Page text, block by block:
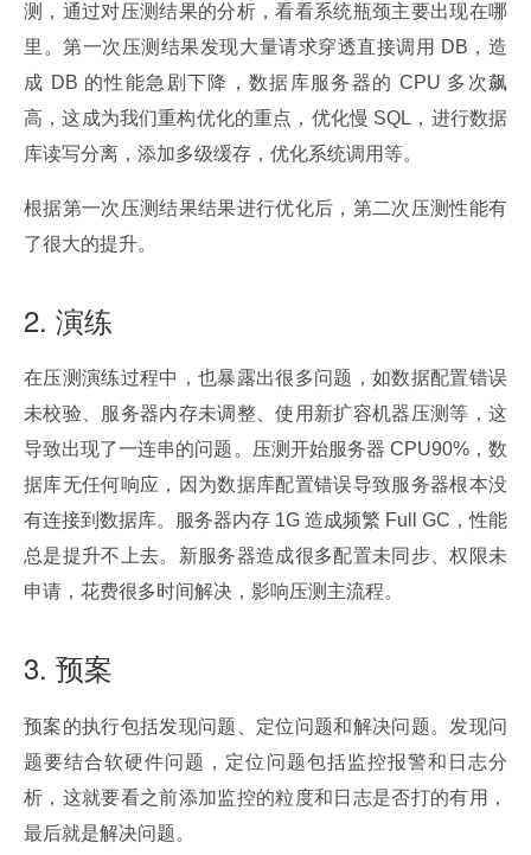
测，通过对压测结果的分析，看看系统瓶颈主要出现在哪
里。第一次压测结果发现大量请求穿透直接调用 DB，造
成 DB 的性能急剧下降，数据库服务器的 CPU 多次飙
高，这成为我们重构优化的重点，优化慢 SQL，进行数据
库读写分离，添加多级缓存，优化系统调用等。
根据第一次压测结果结果进行优化后，第二次压测性能有
了很大的提升。
2. 演练
在压测演练过程中，也暴露出很多问题，如数据配置错误
未校验、服务器内存未调整、使用新扩容机器压测等，这
导致出现了一连串的问题。压测开始服务器 CPU90%，数
据库无任何响应，因为数据库配置错误导致服务器根本没
有连接到数据库。服务器内存 1G 造成频繁 Full GC，性能
总是提升不上去。新服务器造成很多配置未同步、权限未
申请，花费很多时间解决，影响压测主流程。
3. 预案
预案的执行包括发现问题、定位问题和解决问题。发现问
题要结合软硬件问题，定位问题包括监控报警和日志分
析，这就要看之前添加监控的粒度和日志是否打的有用，
最后就是解决问题。